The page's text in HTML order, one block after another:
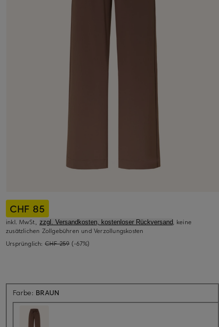
CHF 85
inkl. MwSt., zzgl. Versandkosten, kostenloser Rückversand, keine
zusätzlichen Zollgebühren und Verzollungskosten
Ursprünglich: CHF 259 (-67%)
Farbe: BRAUN